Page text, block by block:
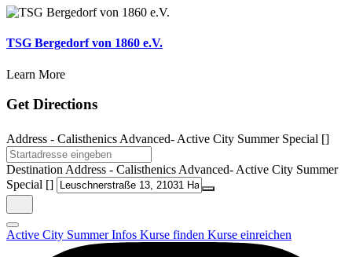
TSG Bergedorf von 1860 e.V.
Learn More
Get Directions
Address - Calisthenics Advanced- Active City Summer Special []
Destination Address - Calisthenics Advanced- Active City Summer
Special []
Active City SummerInfos Kurse finden Kurse einreichen